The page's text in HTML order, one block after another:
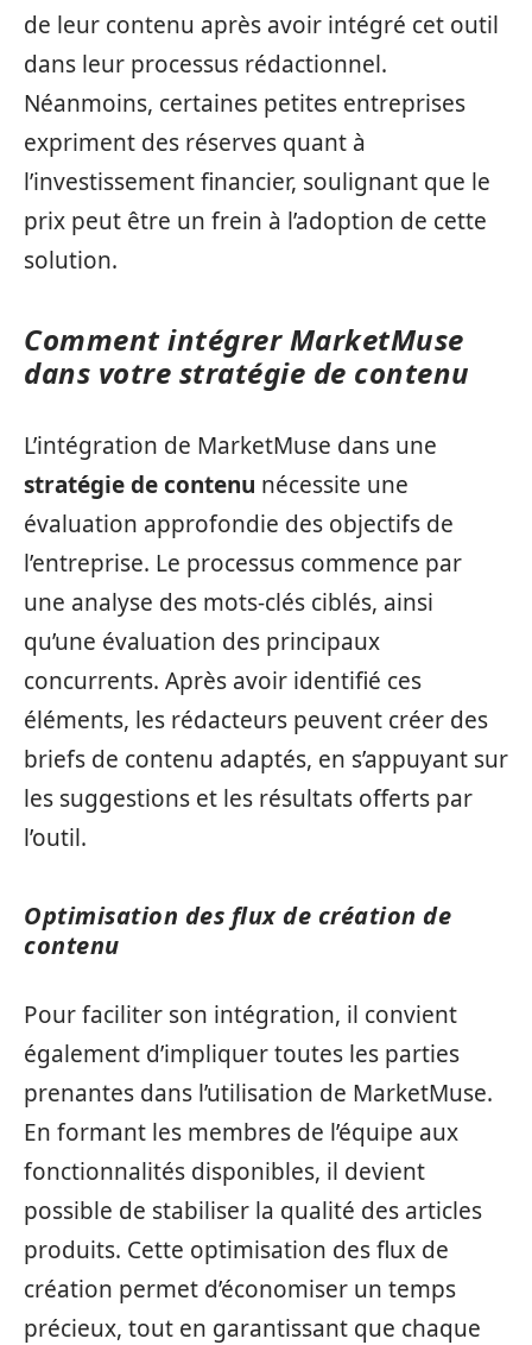
de leur contenu après avoir intégré cet outil
dans leur processus rédactionnel.
Néanmoins, certaines petites entreprises
expriment des réserves quant à
l’investissement financier, soulignant que le
prix peut être un frein à l’adoption de cette
solution.
Comment intégrer MarketMuse
dans votre stratégie de contenu
L’intégration de MarketMuse dans une
stratégie de contenu nécessite une
évaluation approfondie des objectifs de
l’entreprise. Le processus commence par
une analyse des mots-clés ciblés, ainsi
qu’une évaluation des principaux
concurrents. Après avoir identifié ces
éléments, les rédacteurs peuvent créer des
briefs de contenu adaptés, en s’appuyant sur
les suggestions et les résultats offerts par
l’outil.
Optimisation des flux de création de
contenu
Pour faciliter son intégration, il convient
également d’impliquer toutes les parties
prenantes dans l’utilisation de MarketMuse.
En formant les membres de l’équipe aux
fonctionnalités disponibles, il devient
possible de stabiliser la qualité des articles
produits. Cette optimisation des flux de
création permet d’économiser un temps
précieux, tout en garantissant que chaque